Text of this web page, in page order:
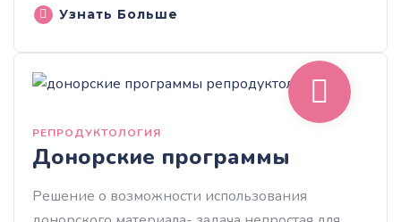
Узнать Больше
РЕПРОДУКТОЛОГИЯ
Донорские программы
Решение о возможности использования